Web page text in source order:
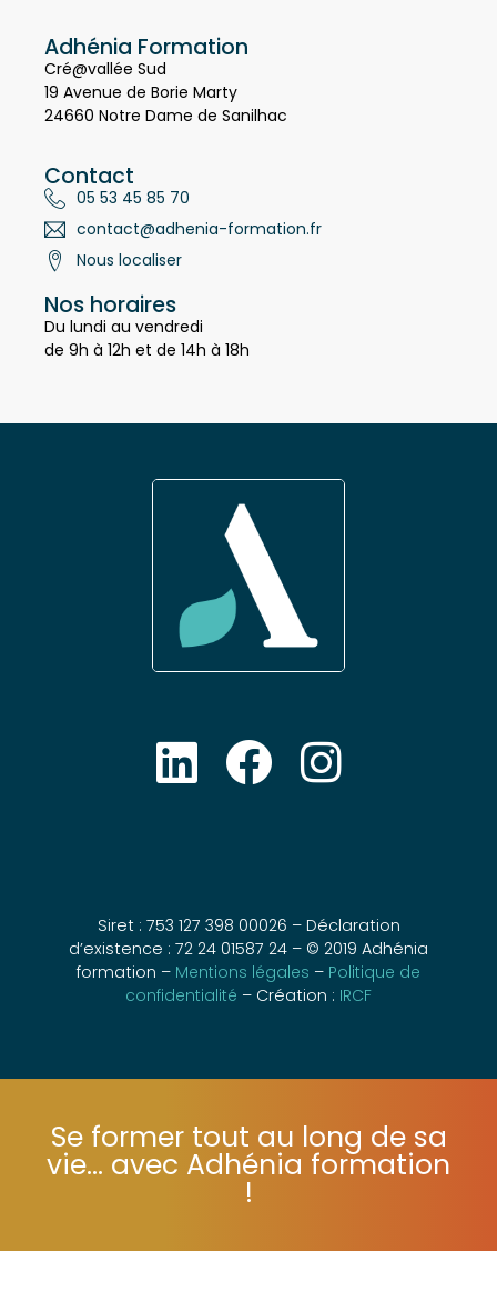
Adhénia Formation
Cré@vallée Sud
19 Avenue de Borie Marty
Contact
05 53 45 85 70
contact@adhenia-formation.fr
Nos horaires
Du lundi au vendredi
Siret : 753 127 398 00026 – Déclaration
d’existence : 72 24 01587 24 – © 2019 Adhénia
formation –Mentions légales– Politique de
Se former tout au long de sa
vie... avec Adhénia formation
!